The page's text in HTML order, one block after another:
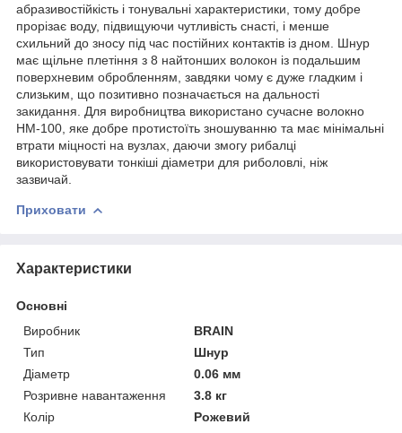
абразивостійкість і тонувальні характеристики, тому добре
прорізає воду, підвищуючи чутливість снасті, і менше
схильний до зносу під час постійних контактів із дном. Шнур
має щільне плетіння з 8 найтонших волокон із подальшим
поверхневим обробленням, завдяки чому є дуже гладким і
слизьким, що позитивно позначається на дальності
закидання. Для виробництва використано сучасне волокно
HM-100, яке добре протистоїть зношуванню та має мінімальні
втрати міцності на вузлах, даючи змогу рибалці
використовувати тонкіші діаметри для риболовлі, ніж
зазвичай.
Приховати
Характеристики
Основні
Виробник
BRAIN
Тип
Шнур
Діаметр
0.06 мм
Розривне навантаження
3.8 кг
Колір
Рожевий